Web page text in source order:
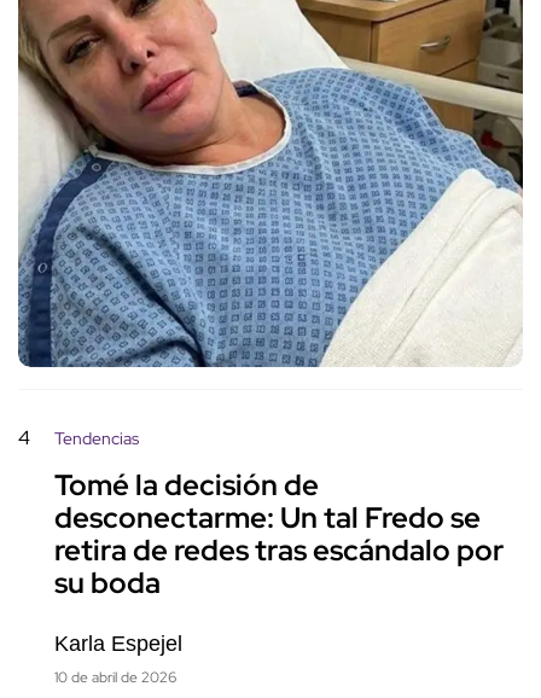
4 Tendencias
Tomé la decisión de
desconectarme: Un tal Fredo se
retira de redes tras escándalo por
su boda
Karla Espejel
10 de abril de 2026